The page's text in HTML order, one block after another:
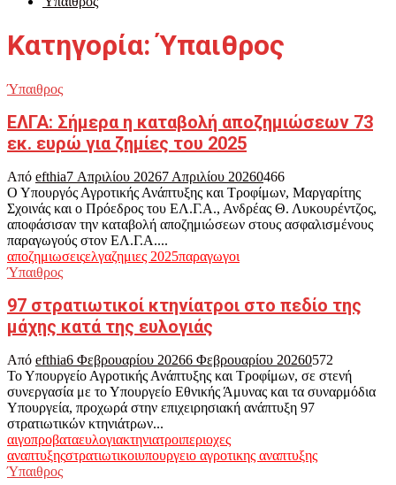
Κατηγορία: Ύπαιθρος
Ύπαιθρος
ΕΛΓΑ: Σήμερα η καταβολή αποζημιώσεων 73
εκ. ευρώ για ζημίες του 2025
Από efthia7 Απριλίου 20267 Απριλίου 20260466
Ο Υπουργός Αγροτικής Ανάπτυξης και Τροφίμων, Μαργαρίτης
Σχοινάς και ο Πρόεδρος του ΕΛ.Γ.Α., Ανδρέας Θ. Λυκουρέντζος,
αποφάσισαν την καταβολή αποζημιώσεων στους ασφαλισμένους
παραγωγούς στον ΕΛ.Γ.Α....
αποζημιωσειςελγαζημιες 2025παραγωγοι
Ύπαιθρος
97 στρατιωτικοί κτηνίατροι στο πεδίο της
μάχης κατά της ευλογιάς
Από efthia6 Φεβρουαρίου 20266 Φεβρουαρίου 20260572
Το Υπουργείο Αγροτικής Ανάπτυξης και Τροφίμων, σε στενή
συνεργασία με το Υπουργείο Εθνικής Άμυνας και τα συναρμόδια
Υπουργεία, προχωρά στην επιχειρησιακή ανάπτυξη 97
στρατιωτικών κτηνιάτρων...
αιγοπροβαταευλογιακτηνιατροιπεριοχες
αναπτυξηςστρατιωτικοιυπουργειο αγροτικης αναπτυξης
Ύπαιθρος